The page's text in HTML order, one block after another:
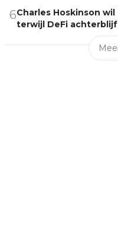
6Charles Hoskinson
terwijl DeFi